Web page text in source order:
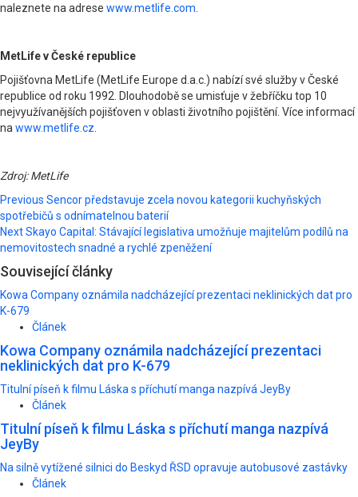
naleznete na adrese www.metlife.com
MetLife v České republice
Pojišťovna MetLife (MetLife Europe d.a.c.) nabízí své služby v České
republice od roku 1992. Dlouhodobě se umisťuje v žebříčku top 10
nejvyužívanějších pojišťoven v oblasti životního pojištění. Více informací
na www.metlife.cz
Zdroj: MetLife
Post
navigation
Previous Sencor představuje zcela novou kategorii kuchyňských
spotřebičů s odnímatelnou baterií
NextSkayo Capital: Stávající legislativa umožňuje majitelům podílů na
nemovitostech snadné a rychlé zpeněžení
Související články
Kowa Company oznámila nadcházející prezentaci neklinických dat pro
K-679
Článek
Kowa Company oznámila nadcházející prezentaci
neklinických dat pro K-679
Titulní píseň k filmu Láska s příchutí manga nazpívá JeyBy
Článek
Titulní píseň k filmu Láska s příchutí manga nazpívá
JeyBy
Na silně vytížené silnici do Beskyd ŘSD opravuje autobusové zastávky
Článek